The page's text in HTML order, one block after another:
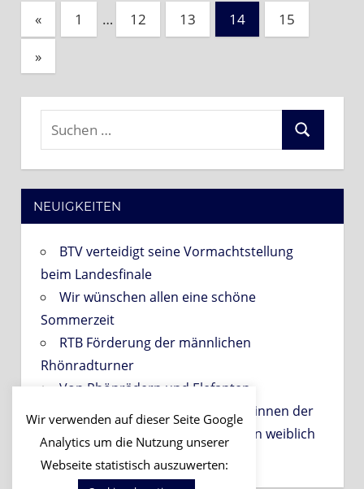
Seitennummerierung
der
Beiträge
«Vorherige
Beiträge
1 … 12 13 14
15
Nächste
Beiträge
»
Suchen
Suchen
NEUIGKEITEN
BTV verteidigt seine Vormachtstellung
beim Landesfinale
Wir wünschen allen eine schöne
Sommerzeit
RTB Förderung der männlichen
Rhönradturner
Von Rhönrädern und Elefanten
PROBETRAINING für Interessentinnen der
Gruppen der Abteilung Gerätturnen weiblich
am 06.09.2026!
Wir verwenden auf dieser Seite Google
Analytics um die Nutzung unserer
Webseite statistisch auszuwerten: